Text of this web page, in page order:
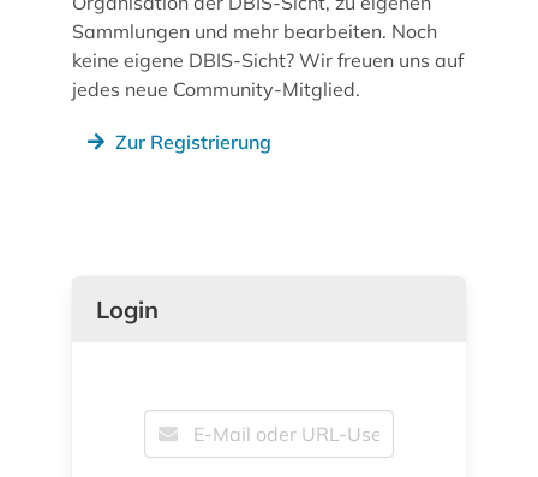
Sammlungen und mehr bearbeiten. Noch
keine eigene DBIS-Sicht? Wir freuen uns auf
jedes neue Community-Mitglied.
Zur Registrierung
Login